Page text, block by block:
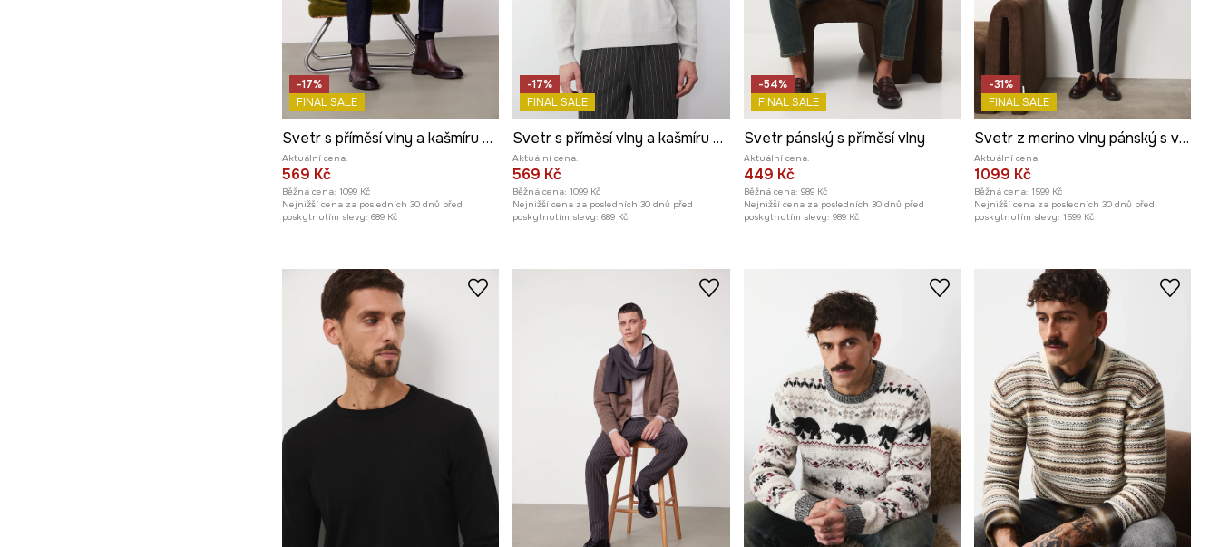
-17%
FINAL SALE
Svetr s příměsí vlny a kašmíru bez vzoru
Aktuální cena:
569 Kč
Běžná cena: 1099 Kč
Nejnižší cena za posledních 30 dnů před
poskytnutím slevy: 689 Kč
-17%
FINAL SALE
Svetr s příměsí vlny a kašmíru melanžový
Aktuální cena:
569 Kč
Běžná cena: 1099 Kč
Nejnižší cena za posledních 30 dnů před
poskytnutím slevy: 689 Kč
-54%
FINAL SALE
Svetr pánský s příměsí vlny
Aktuální cena:
449 Kč
Běžná cena: 989 Kč
Nejnižší cena za posledních 30 dnů před
poskytnutím slevy: 989 Kč
-31%
FINAL SALE
Svetr z merino vlny pánský s vysokým límcem
Aktuální cena:
1099 Kč
Běžná cena: 1599 Kč
Nejnižší cena za posledních 30 dnů před
poskytnutím slevy: 1599 Kč